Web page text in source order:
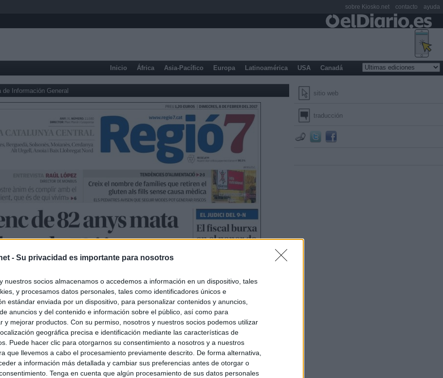
- Su privacidad es importante para nosotros
nuestros socios almacenamos o accedemos a información en un dispositivo, tales
y procesamos datos personales, tales como identificadores únicos e
estándar enviada por un dispositivo, para personalizar contenidos y anuncios,
anuncios y del contenido e información sobre el público, así como para
y mejorar productos. Con su permiso, nosotros y nuestros socios podemos utilizar
geográfica precisa e identificación mediante las características de
Puede hacer clic para otorgarnos su consentimiento a nosotros y a nuestros
que llevemos a cabo el procesamiento previamente descrito. De forma alternativa,
a información más detallada y cambiar sus preferencias antes de otorgar o
Tenga en cuenta que algún procesamiento de sus datos personales
Inicio África Asia-Pacífico Europa Latinoamérica USA Canadá
sitio web
traducción
de Información General
sobre Kiosko.net contacto ayuda